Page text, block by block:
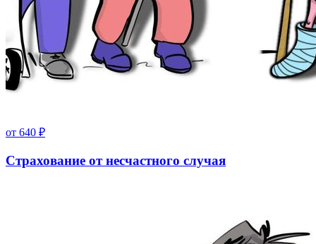
от 640 ₽
Страхование от несчастного случая